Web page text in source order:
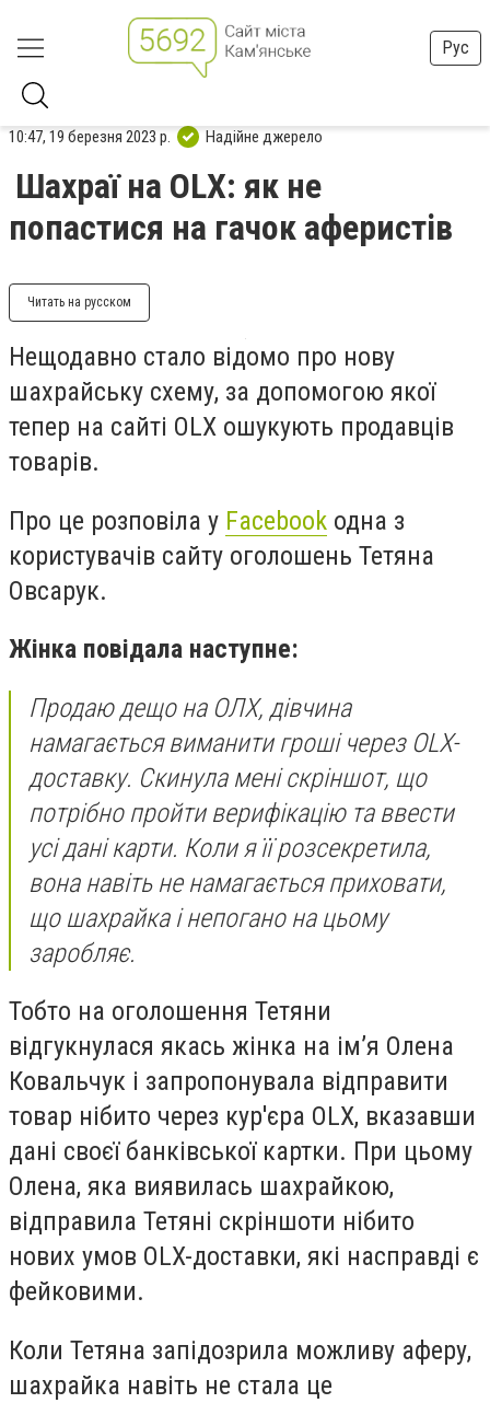
Рус
10:47, 19 березня 2023 р. Надійне джерело
Шахраї на OLX: як не
попастися на гачок аферистів
Читать на русском
Нещодавно стало відомо про нову
шахрайську схему, за допомогою якої
тепер на сайті OLX ошукують продавців
товарів.
Про це розповіла у Facebook одна з
користувачів сайту оголошень Тетяна
Овсарук.
Жінка повідала наступне:
Продаю дещо на ОЛХ, дівчина
намагається виманити гроші через OLX-
доставку. Скинула мені скріншот, що
потрібно пройти верифікацію та ввести
усі дані карти. Коли я її розсекретила,
вона навіть не намагається приховати,
що шахрайка і непогано на цьому
заробляє.
Тобто на оголошення Тетяни
відгукнулася якась жінка на ім’я Олена
Ковальчук і запропонувала відправити
товар нібито через кур'єра OLX, вказавши
дані своєї банківської картки. При цьому
Олена, яка виявилась шахрайкою,
відправила Тетяні скріншоти нібито
нових умов OLX-доставки, які насправді є
фейковими.
Коли Тетяна запідозрила можливу аферу,
шахрайка навіть не стала це